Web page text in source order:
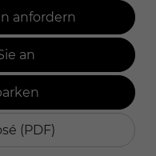
anfordern
an
(PDF)